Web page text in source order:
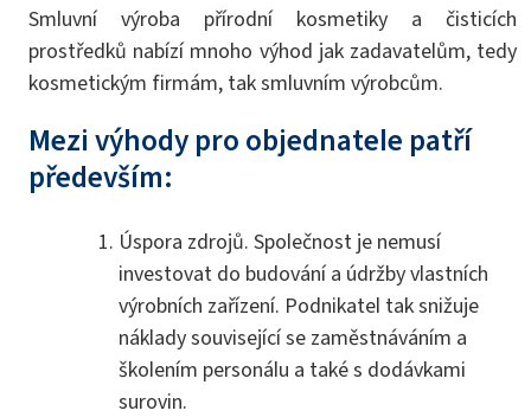
Smluvní výroba přírodní kosmetiky a čisticích
prostředků nabízí mnoho výhod jak zadavatelům, tedy
kosmetickým firmám, tak smluvním výrobcům.
Mezi výhody pro objednatele patří
především:
Úspora zdrojů. Společnost je nemusí
investovat do budování a údržby vlastních
výrobních zařízení. Podnikatel tak snižuje
náklady související se zaměstnáváním a
školením personálu a také s dodávkami
surovin.